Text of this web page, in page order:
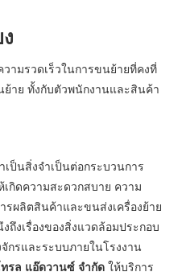
ามรวดเร็วในการขนย้ายที่คงที่
าย ทั้งกับตัวพนักงานและสินค้า
เป็นสิ่งจำเป็นต่อกระบวนการ
กิดความสะดวกสบาย ความ
รผลิตสินค้าและขนส่งเครื่องย้าย
งเรื่องของสิ่งแวดล้อมประกอบ
กรและระบบภายในโรงงาน
รล แอ๊ดวานซ์ จำกัดให้บริการ